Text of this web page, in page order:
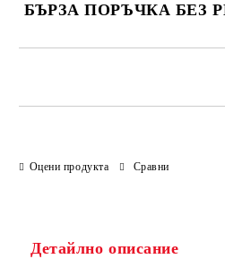
БЪРЗА ПОРЪЧКА БЕЗ
Оцени продукта Сравни
Детайлно описание